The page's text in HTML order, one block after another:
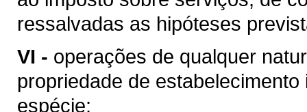
ressalvadas as hipóteses
VI - operações de qualquer
propriedade de
espécie;